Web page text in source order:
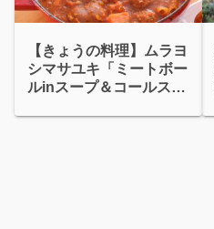
【きょうの料理】ムラヨ
シマサユキ「ミートボー
ルinスープ＆コールスロ